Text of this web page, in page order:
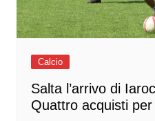
Calcio
Salta l’arrivo di
Quattro acquisti